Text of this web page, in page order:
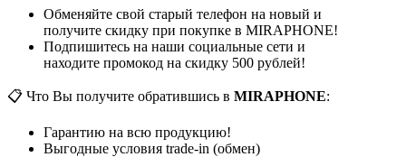
Обменяйте свой старый телефон на новый и
получите скидку при покупке в MIRAPHONE!
Подпишитесь на наши социальные сети и
находите промокод на скидку 500 рублей!
📋 Что Вы получите обратившись в MIRAPHONE:
Гарантию на всю продукцию!
Выгодные условия trade-in (обмен)